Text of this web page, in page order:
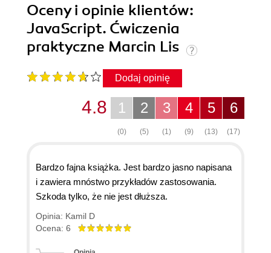
Oceny i opinie klientów:
JavaScript. Ćwiczenia
praktyczne Marcin Lis
Dodaj opinię
6
(17)
5
(13)
4
(9)
3
(1)
2
(5)
1
(0)
4.8
Bardzo fajna książka. Jest bardzo jasno napisana
i zawiera mnóstwo przykładów zastosowania.
Szkoda tylko, że nie jest dłuższa.
Opinia: Kamil D
Ocena: 6